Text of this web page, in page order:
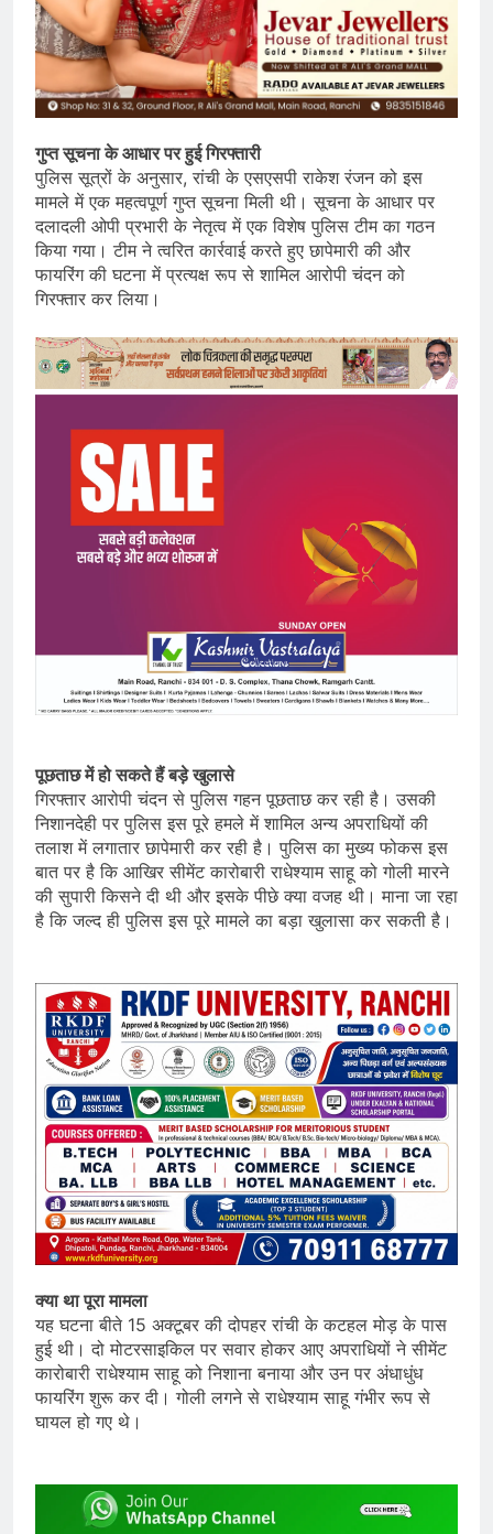
गुप्त सूचना के आधार पर हुई गिरफ्तारी
पुलिस सूत्रों के अनुसार, रांची के एसएसपी राकेश रंजन को इस
मामले में एक महत्वपूर्ण गुप्त सूचना मिली थी। सूचना के आधार पर
दलादली ओपी प्रभारी के नेतृत्व में एक विशेष पुलिस टीम का गठन
किया गया। टीम ने त्वरित कार्रवाई करते हुए छापेमारी की और
फायरिंग की घटना में प्रत्यक्ष रूप से शामिल आरोपी चंदन को
गिरफ्तार कर लिया।
पूछताछ में हो सकते हैं बड़े खुलासे
गिरफ्तार आरोपी चंदन से पुलिस गहन पूछताछ कर रही है। उसकी
निशानदेही पर पुलिस इस पूरे हमले में शामिल अन्य अपराधियों की
तलाश में लगातार छापेमारी कर रही है। पुलिस का मुख्य फोकस इस
बात पर है कि आखिर सीमेंट कारोबारी राधेश्याम साहू को गोली मारने
की सुपारी किसने दी थी और इसके पीछे क्या वजह थी। माना जा रहा
है कि जल्द ही पुलिस इस पूरे मामले का बड़ा खुलासा कर सकती है।
क्या था पूरा मामला
यह घटना बीते 15 अक्टूबर की दोपहर रांची के कटहल मोड़ के पास
हुई थी। दो मोटरसाइकिल पर सवार होकर आए अपराधियों ने सीमेंट
कारोबारी राधेश्याम साहू को निशाना बनाया और उन पर अंधाधुंध
फायरिंग शुरू कर दी। गोली लगने से राधेश्याम साहू गंभीर रूप से
घायल हो गए थे।